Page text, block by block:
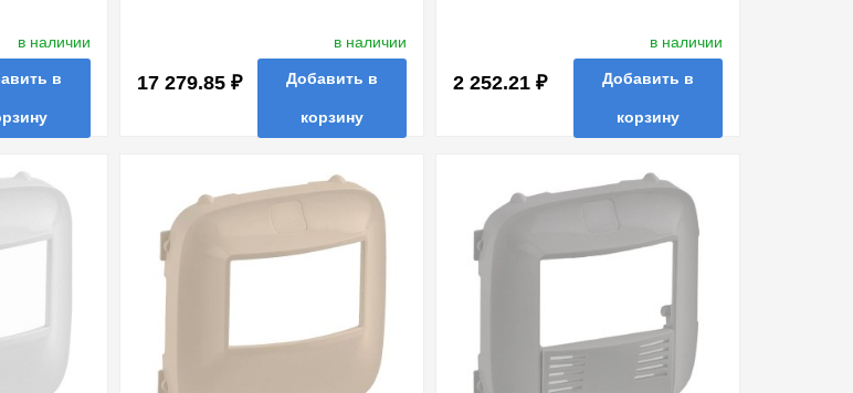
в наличии
в
СЧИТЫВАТЕЛЕМ КЛЮЧЕЙ-
КАРТ
17 279.85 ₽
в наличии
Добавить в
корзину
2 252.21 ₽
в наличии
Добавить в
корзину